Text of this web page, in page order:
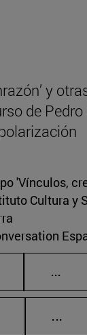
y
de Pedro
'Vínculos,
Cultura y
...
...